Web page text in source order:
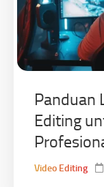
Panduan
Editing
Video Editing